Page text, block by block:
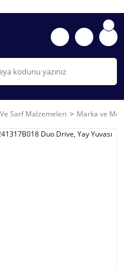
Sarf Malzemeleri Marka ve